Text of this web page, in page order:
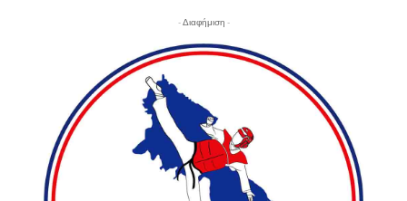
- Διαφήμιση -